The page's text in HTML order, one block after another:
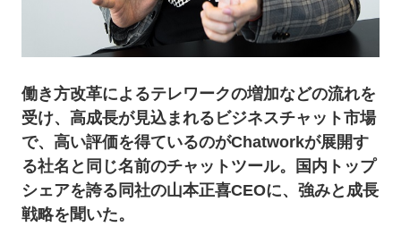
働き方改革によるテレワークの増加などの流れを
受け、高成長が見込まれるビジネスチャット市場
で、高い評価を得ているのがChatworkが展開す
る社名と同じ名前のチャットツール。国内トップ
シェアを誇る同社の山本正喜CEOに、強みと成長
戦略を聞いた。